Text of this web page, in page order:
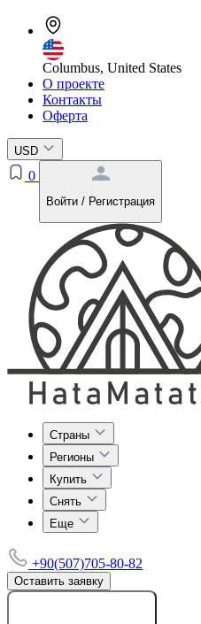
Columbus, United States
О проекте
Контакты
Оферта
USD
0
Войти / Регистрация
Страны
Регионы
Купить
Снять
Еще
+90(507)705-80-82
Оставить заявку